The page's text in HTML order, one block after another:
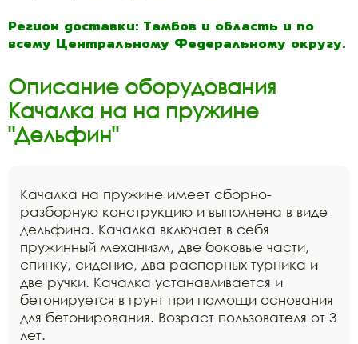
Регион доставки: Тамбов и область и по
всему Центральному Федеральному округу.
Описание оборудования
Качалка на на пружине
"Дельфин"
Качалка на пружине имеет сборно-
разборную конструкцию и выполнена в виде
дельфина. Качалка включает в себя
пружинный механизм, две боковые части,
спинку, сидение, два распорных турника и
две ручки. Качалка устанавливается и
бетонируется в грунт при помощи основания
для бетонирования. Возраст пользователя от 3
лет.